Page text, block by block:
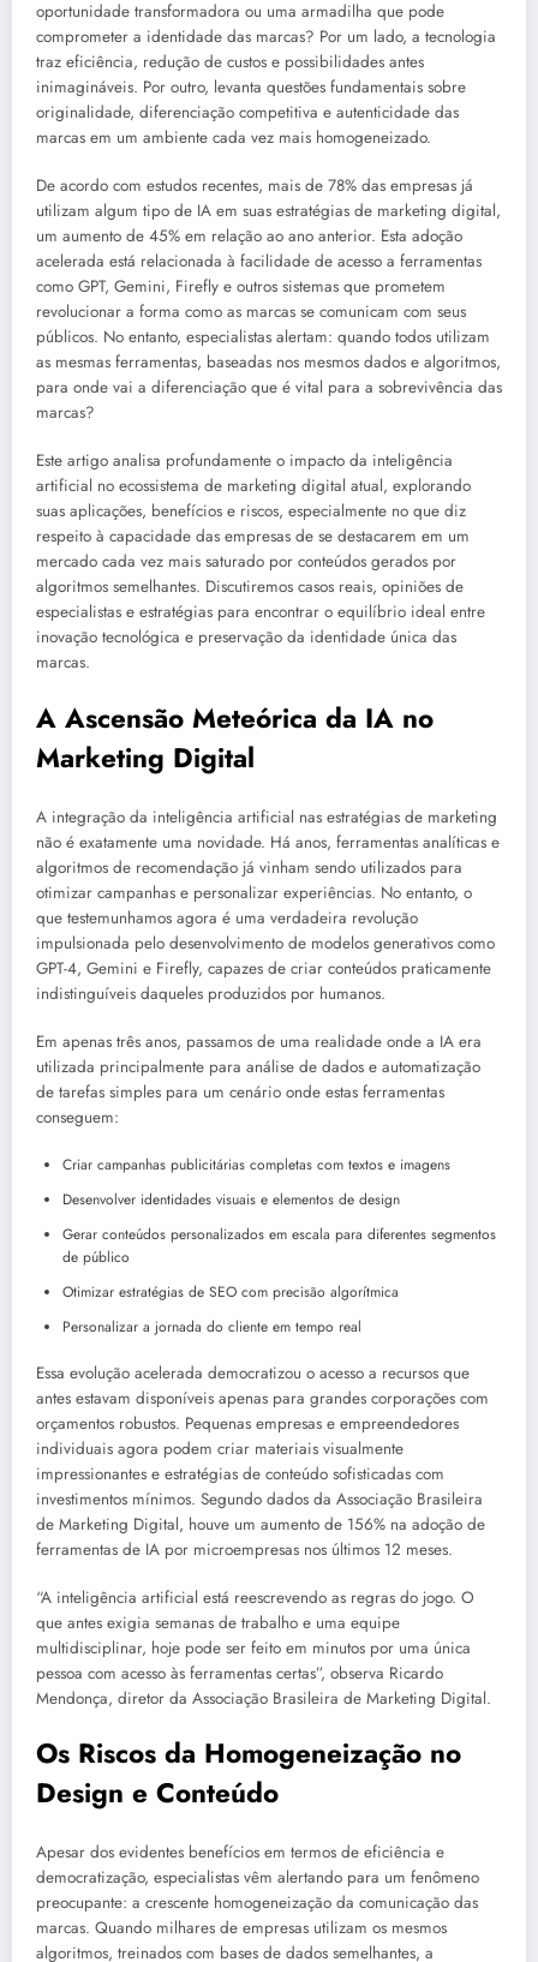
oportunidade transformadora ou uma armadilha que pode
comprometer a identidade das marcas? Por um lado, a tecnologia
traz eficiência, redução de custos e possibilidades antes
inimagináveis. Por outro, levanta questões fundamentais sobre
originalidade, diferenciação competitiva e autenticidade das
marcas em um ambiente cada vez mais homogeneizado.
De acordo com estudos recentes, mais de 78% das empresas já
utilizam algum tipo de IA em suas estratégias de marketing digital,
um aumento de 45% em relação ao ano anterior. Esta adoção
acelerada está relacionada à facilidade de acesso a ferramentas
como GPT, Gemini, Firefly e outros sistemas que prometem
revolucionar a forma como as marcas se comunicam com seus
públicos. No entanto, especialistas alertam: quando todos utilizam
as mesmas ferramentas, baseadas nos mesmos dados e algoritmos,
para onde vai a diferenciação que é vital para a sobrevivência das
marcas?
Este artigo analisa profundamente o impacto da inteligência
artificial no ecossistema de marketing digital atual, explorando
suas aplicações, benefícios e riscos, especialmente no que diz
respeito à capacidade das empresas de se destacarem em um
mercado cada vez mais saturado por conteúdos gerados por
algoritmos semelhantes. Discutiremos casos reais, opiniões de
especialistas e estratégias para encontrar o equilíbrio ideal entre
inovação tecnológica e preservação da identidade única das
marcas.
A Ascensão Meteórica da IA no
Marketing Digital
A integração da inteligência artificial nas estratégias de marketing
não é exatamente uma novidade. Há anos, ferramentas analíticas e
algoritmos de recomendação já vinham sendo utilizados para
otimizar campanhas e personalizar experiências. No entanto, o
que testemunhamos agora é uma verdadeira revolução
impulsionada pelo desenvolvimento de modelos generativos como
GPT-4, Gemini e Firefly, capazes de criar conteúdos praticamente
indistinguíveis daqueles produzidos por humanos.
Em apenas três anos, passamos de uma realidade onde a IA era
utilizada principalmente para análise de dados e automatização
de tarefas simples para um cenário onde estas ferramentas
conseguem:
Criar campanhas publicitárias completas com textos e imagens
Desenvolver identidades visuais e elementos de design
Gerar conteúdos personalizados em escala para diferentes segmentos
de público
Otimizar estratégias de SEO com precisão algorítmica
Personalizar a jornada do cliente em tempo real
Essa evolução acelerada democratizou o acesso a recursos que
antes estavam disponíveis apenas para grandes corporações com
orçamentos robustos. Pequenas empresas e empreendedores
individuais agora podem criar materiais visualmente
impressionantes e estratégias de conteúdo sofisticadas com
investimentos mínimos. Segundo dados da Associação Brasileira
de Marketing Digital, houve um aumento de 156% na adoção de
ferramentas de IA por microempresas nos últimos 12 meses.
“A inteligência artificial está reescrevendo as regras do jogo. O
que antes exigia semanas de trabalho e uma equipe
multidisciplinar, hoje pode ser feito em minutos por uma única
pessoa com acesso às ferramentas certas”, observa Ricardo
Mendonça, diretor da Associação Brasileira de Marketing Digital.
Os Riscos da Homogeneização no
Design e Conteúdo
Apesar dos evidentes benefícios em termos de eficiência e
democratização, especialistas vêm alertando para um fenômeno
preocupante: a crescente homogeneização da comunicação das
marcas. Quando milhares de empresas utilizam os mesmos
algoritmos, treinados com bases de dados semelhantes, a